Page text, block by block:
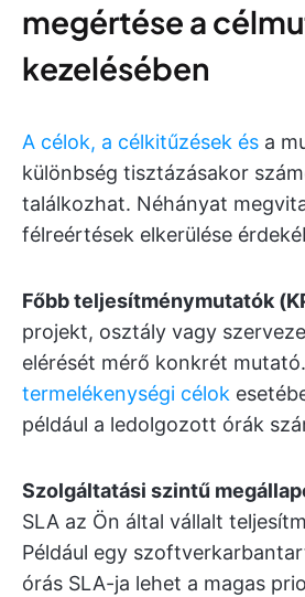
megértése a
kezelésében
A célok, a célkitűzések és a
különbség tisztázásakor
találkozhat. Néhányat
félreértések elkerülése
Főbb teljesítménymutatók
projekt, osztály vagy
elérését mérő konkrét mutató.
termelékenységi célok
például a ledolgozott órák
Szolgáltatási szintű
SLA az Ön által vállalt
Például egy
órás SLA-ja lehet a magas